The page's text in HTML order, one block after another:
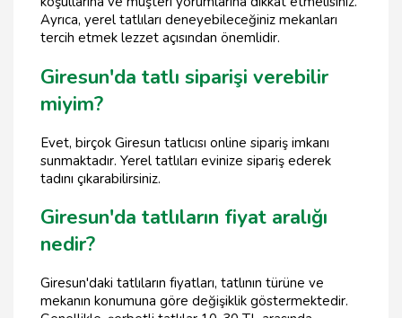
Ayrıca, yerel tatlıları deneyebileceğiniz mekanları
tercih etmek lezzet açısından önemlidir.
Giresun'da tatlı siparişi verebilir
miyim?
Evet, birçok Giresun tatlıcısı online sipariş imkanı
sunmaktadır. Yerel tatlıları evinize sipariş ederek
tadını çıkarabilirsiniz.
Giresun'da tatlıların fiyat aralığı
nedir?
Giresun'daki tatlıların fiyatları, tatlının türüne ve
mekanın konumuna göre değişiklik göstermektedir.